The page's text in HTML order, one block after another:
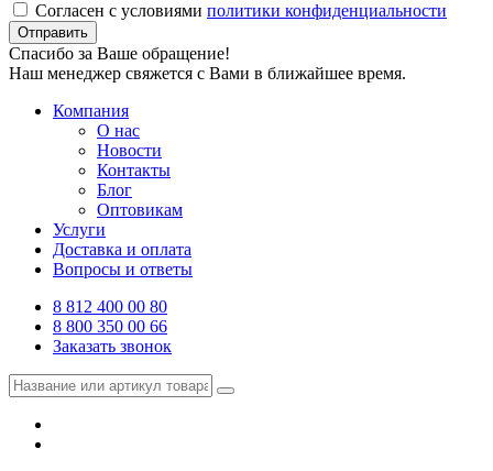
Согласен с условиями политики конфиденциальности
Отправить
Спасибо за Ваше обращение!
Наш менеджер свяжется с Вами в ближайшее время.
Компания
О нас
Новости
Контакты
Блог
Оптовикам
Услуги
Доставка и оплата
Вопросы и ответы
8 812 400 00 80
8 800 350 00 66
Заказать звонок